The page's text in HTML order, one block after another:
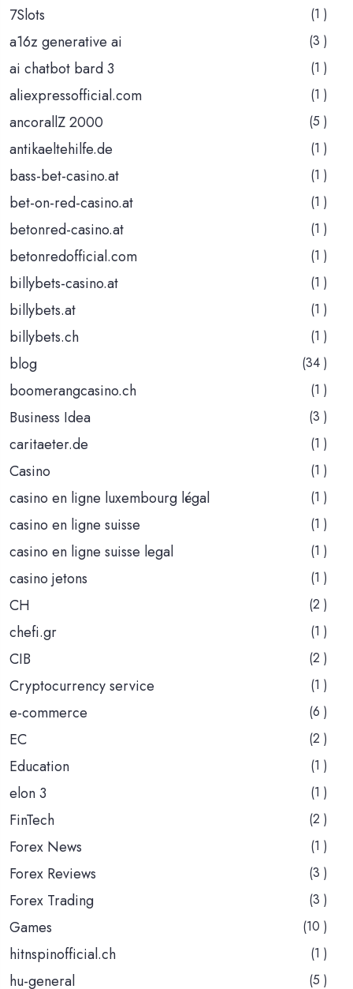
7Slots (1 )
a16z generative ai (3 )
ai chatbot bard 3 (1 )
aliexpressofficial.com (1 )
ancorallZ 2000 (5 )
antikaeltehilfe.de (1 )
bass-bet-casino.at (1 )
bet-on-red-casino.at (1 )
betonred-casino.at (1 )
betonredofficial.com (1 )
billybets-casino.at (1 )
billybets.at (1 )
billybets.ch (1 )
blog (34 )
boomerangcasino.ch (1 )
Business Idea (3 )
caritaeter.de (1 )
Casino (1 )
casino en ligne luxembourg légal (1 )
casino en ligne suisse (1 )
casino en ligne suisse legal (1 )
casino jetons (1 )
CH (2 )
chefi.gr (1 )
CIB (2 )
Cryptocurrency service (1 )
e-commerce (6 )
EC (2 )
Education (1 )
elon 3 (1 )
FinTech (2 )
Forex News (1 )
Forex Reviews (3 )
Forex Trading (3 )
Games (10 )
hitnspinofficial.ch (1 )
hu-general (5 )